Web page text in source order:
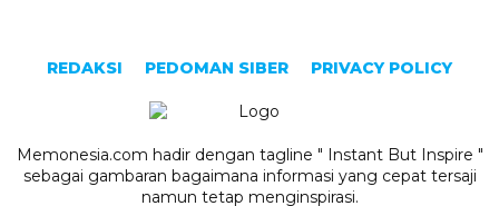
REDAKSI PEDOMAN SIBER PRIVACY POLICY
Memonesia.com hadir dengan tagline " Instant But Inspire "
sebagai gambaran bagaimana informasi yang cepat tersaji
namun tetap menginspirasi.